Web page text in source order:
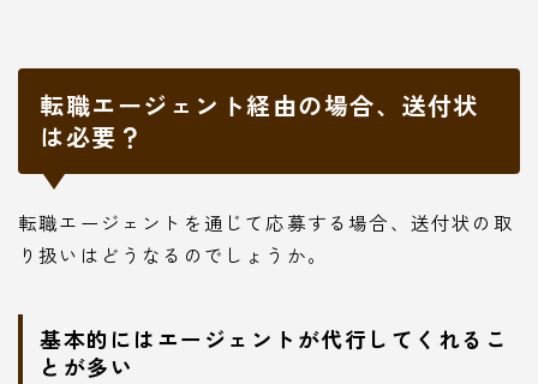
転職エージェント経由の場合、送付状
は必要？
転職エージェントを通じて応募する場合、送付状の取
り扱いはどうなるのでしょうか。
基本的にはエージェントが代行してくれるこ
とが多い